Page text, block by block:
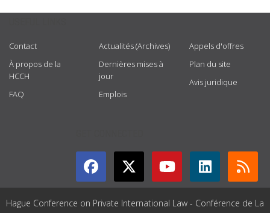
Contact
À propos de la
HCCH
FAQ
Actualités (Archives)
Dernières mises à
jour
Emplois
Appels d'offres
Plan du site
Avis juridique
Hague Conference on Private International Law - Conférence de La